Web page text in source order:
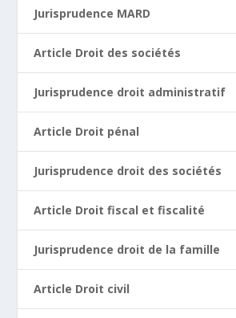
Jurisprudence MARD
Article Droit des sociétés
Jurisprudence droit administratif
Article Droit pénal
Jurisprudence droit des sociétés
Article Droit fiscal et fiscalité
Jurisprudence droit de la famille
Article Droit civil